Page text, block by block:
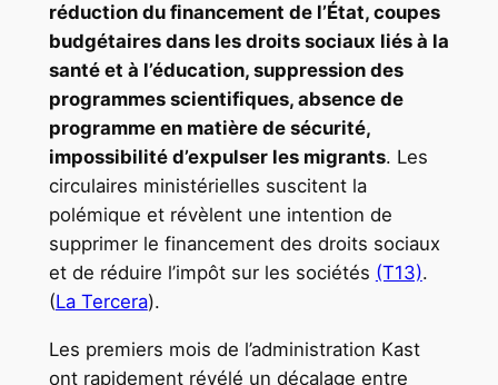
réduction du financement de l’État, coupes
budgétaires dans les droits sociaux liés à la
santé et à l’éducation, suppression des
programmes scientifiques, absence de
programme en matière de sécurité,
impossibilité d’expulser les migrants. Les
circulaires ministérielles suscitent la
polémique et révèlent une intention de
supprimer le financement des droits sociaux
et de réduire l’impôt sur les sociétés (T13).
(La Tercera).
Les premiers mois de l’administration Kast
ont rapidement révélé un décalage entre